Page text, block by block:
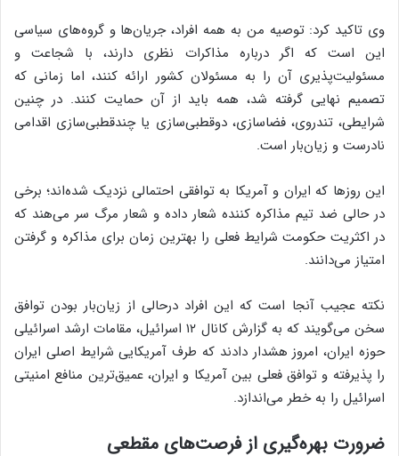
وی تاکید کرد: توصیه من به همه افراد، جریان‌ها و گروه‌های سیاسی
این است که اگر درباره مذاکرات نظری دارند، با شجاعت و
مسئولیت‌پذیری آن را به مسئولان کشور ارائه کنند، اما زمانی که
تصمیم نهایی گرفته شد، همه باید از آن حمایت کنند. در چنین
شرایطی، تندروی، فضاسازی، دوقطبی‌سازی یا چندقطبی‌سازی اقدامی
نادرست و زیان‌بار است.
این روزها که ایران و آمریکا به توافقی احتمالی نزدیک شده‌اند؛ برخی
در حالی ضد تیم مذاکره کننده شعار داده و شعار مرگ سر می‌هند که
در اکثریت حکومت شرایط فعلی را بهترین زمان برای مذاکره و گرفتن
امتیاز می‌دانند.
نکته عجیب آنجا است که این افراد درحالی از زیان‌بار بودن توافق
سخن می‌گویند که به گزارش کانال ۱۲ اسرائیل، مقامات ارشد اسرائیلی
حوزه ایران، امروز هشدار دادند که طرف آمریکایی شرایط اصلی ایران
را پذیرفته و توافق فعلی بین آمریکا و ایران، عمیق‌ترین منافع امنیتی
اسرائیل را به خطر می‌اندازد.
ضرورت بهره‌گیری از فرصت‌های مقطعی